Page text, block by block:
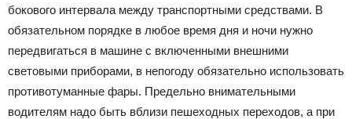
бокового интервала между транспортными средствами. В
обязательном порядке в любое время дня и ночи нужно
передвигаться в машине с включенными внешними
световыми приборами, в непогоду обязательно использовать
противотуманные фары. Предельно внимательными
водителям надо быть вблизи пешеходных переходов, а при